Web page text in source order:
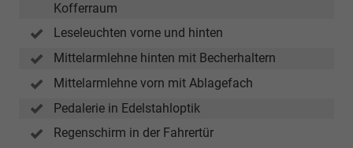
Kofferraum
Leseleuchten vorne und hinten
Mittelarmlehne hinten mit Becherhaltern
Mittelarmlehne vorn mit Ablagefach
Pedalerie in Edelstahloptik
Regenschirm in der Fahrertür